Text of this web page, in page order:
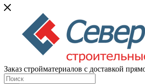
Заказ стройматериалов с доставкой